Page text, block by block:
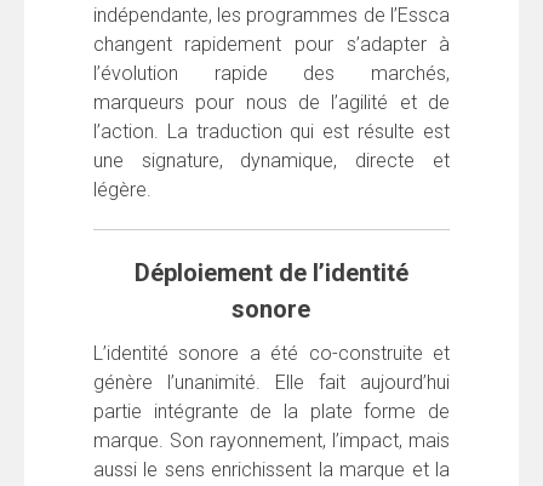
indépendante, les programmes de l’Essca
changent rapidement pour s’adapter à
l’évolution rapide des marchés,
marqueurs pour nous de l’agilité et de
l’action. La traduction qui est résulte est
une signature, dynamique, directe et
légère.
Déploiement de l’identité
sonore
L’identité sonore a été co-construite et
génère l’unanimité. Elle fait aujourd’hui
partie intégrante de la plate forme de
marque. Son rayonnement, l’impact, mais
aussi le sens enrichissent la marque et la